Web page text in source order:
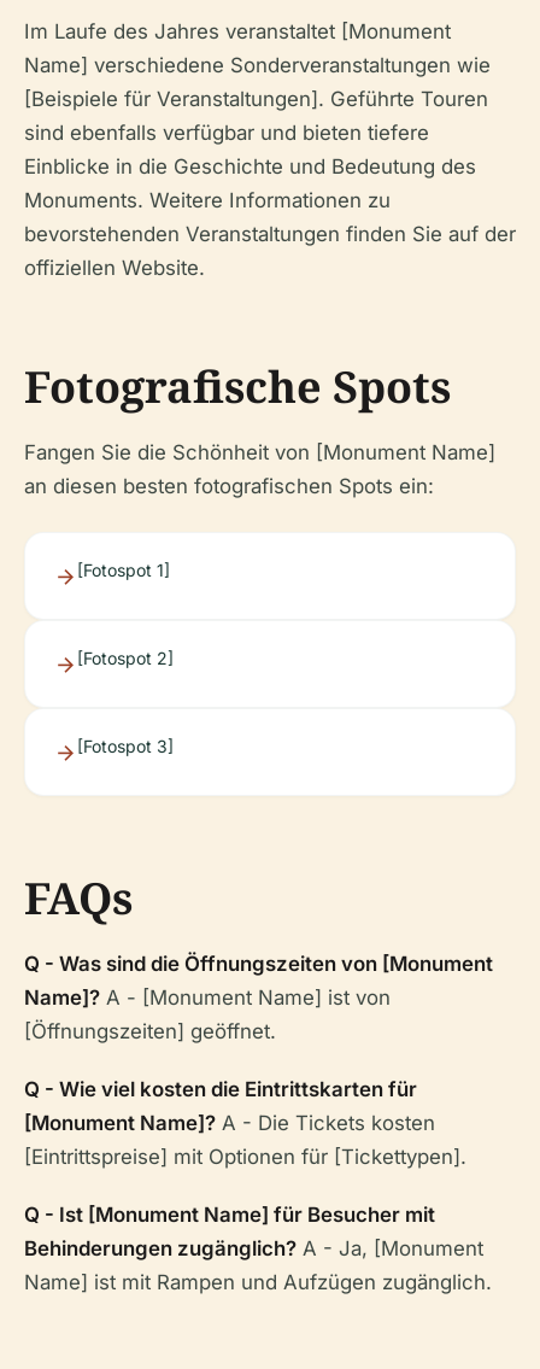
Im Laufe des Jahres veranstaltet [Monument
Name] verschiedene Sonderveranstaltungen wie
[Beispiele für Veranstaltungen]. Geführte Touren
sind ebenfalls verfügbar und bieten tiefere
Einblicke in die Geschichte und Bedeutung des
Monuments. Weitere Informationen zu
bevorstehenden Veranstaltungen finden Sie auf der
offiziellen Website.
Fotografische Spots
Fangen Sie die Schönheit von [Monument Name]
an diesen besten fotografischen Spots ein:
[Fotospot 1]
[Fotospot 2]
[Fotospot 3]
FAQs
Q - Was sind die Öffnungszeiten von [Monument
Name]? A - [Monument Name] ist von
[Öffnungszeiten] geöffnet.
Q - Wie viel kosten die Eintrittskarten für
[Monument Name]? A - Die Tickets kosten
[Eintrittspreise] mit Optionen für [Tickettypen].
Q - Ist [Monument Name] für Besucher mit
Behinderungen zugänglich? A - Ja, [Monument
Name] ist mit Rampen und Aufzügen zugänglich.